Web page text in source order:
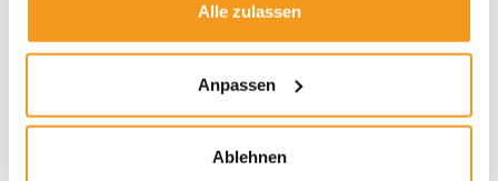
Alle zulassen
Anpassen
Ablehnen
Kategorien